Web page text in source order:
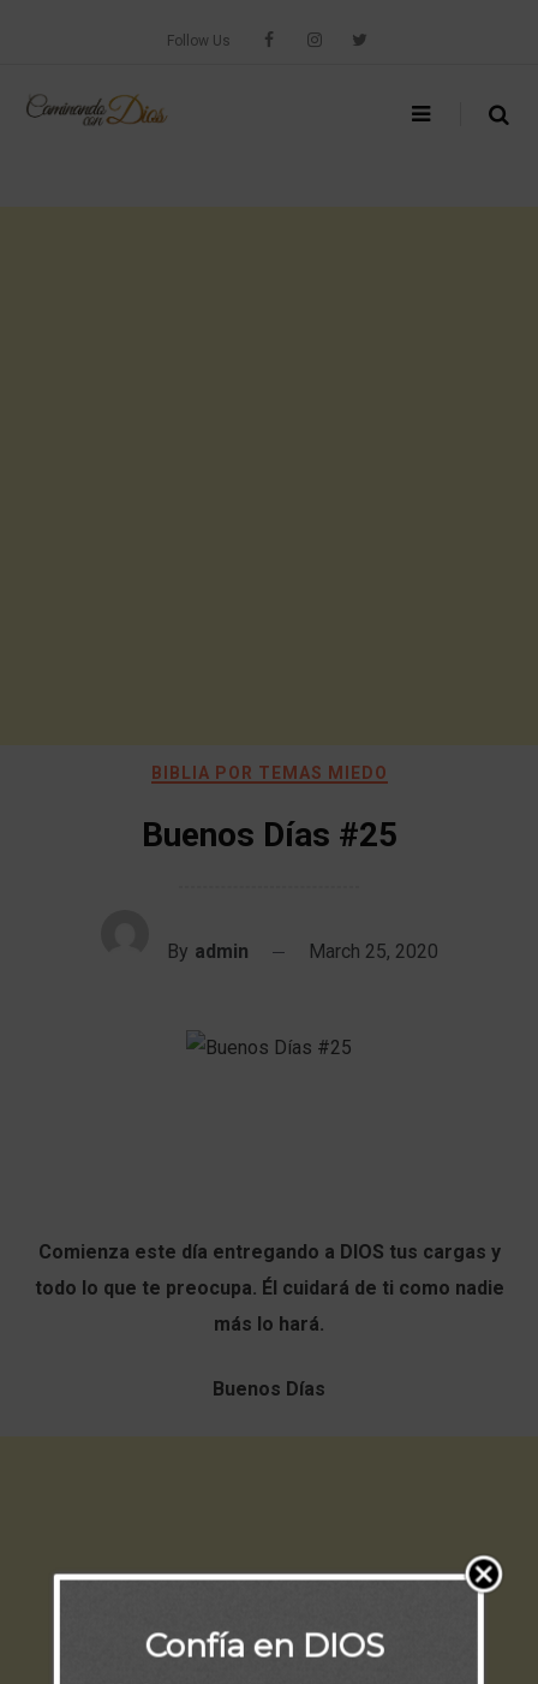
Follow Us
BIBLIA POR TEMAS MIEDO
Buenos Días #25
By admin March 25, 2020
Comienza este día entregando a DIOS tus cargas y
todo lo que te preocupa. Él cuidará de ti como nadie
más lo hará.
Buenos Días
Confía en DIOS